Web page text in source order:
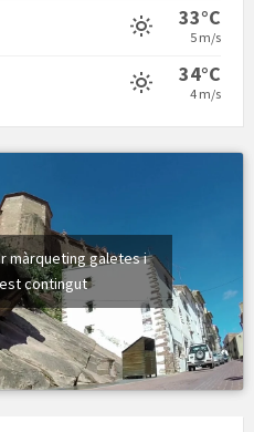
33°C
5 m/s
34°C
4 m/s
màrqueting galetes i
contingut